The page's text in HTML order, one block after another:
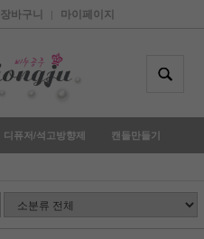
장바구니 | 마이페이지
디퓨저/석고방향제 캔들만들기